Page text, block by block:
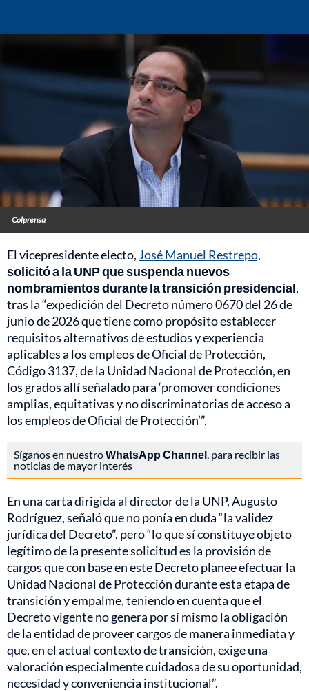
Colprensa
El vicepresidente electo, José Manuel Restrepo,
solicitó a la UNP que suspenda nuevos
nombramientos durante la transición presidencial,
tras la “expedición del Decreto número 0670 del 26 de
junio de 2026 que tiene como propósito establecer
requisitos alternativos de estudios y experiencia
aplicables a los empleos de Oficial de Protección,
Código 3137, de la Unidad Nacional de Protección, en
los grados allí señalado para ‘promover condiciones
amplias, equitativas y no discriminatorias de acceso a
los empleos de Oficial de Protección’”.
Síganos en nuestroWhatsApp Channel, para recibir las
noticias de mayor interés
En una carta dirigida al director de la UNP, Augusto
Rodríguez, señaló que no ponía en duda “la validez
jurídica del Decreto”, pero “lo que sí constituye objeto
legítimo de la presente solicitud es la provisión de
cargos que con base en este Decreto planee efectuar la
Unidad Nacional de Protección durante esta etapa de
transición y empalme, teniendo en cuenta que el
Decreto vigente no genera por sí mismo la obligación
de la entidad de proveer cargos de manera inmediata y
que, en el actual contexto de transición, exige una
valoración especialmente cuidadosa de su oportunidad,
necesidad y conveniencia institucional”.